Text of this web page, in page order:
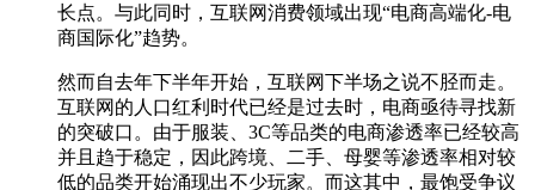
长点。与此同时，互联网消费领域出现“电商高端化-电
商国际化”趋势。
然而自去年下半年开始，互联网下半场之说不胫而走。
互联网的人口红利时代已经是过去时，电商亟待寻找新
的突破口。由于服装、3C等品类的电商渗透率已经较高
并且趋于稳定，因此跨境、二手、母婴等渗透率相对较
低的品类开始涌现出不少玩家。而这其中，最饱受争议